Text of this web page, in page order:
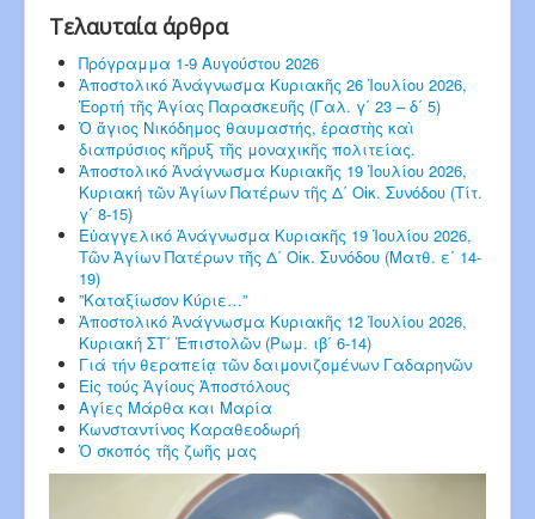
Τελαυταία άρθρα
Πρόγραμμα 1-9 Αυγούστου 2026
Ἀποστολικό Ἀνάγνωσμα Κυριακῆς 26 Ἰουλίου 2026,
Ἑορτή τῆς Ἁγίας Παρασκευῆς (Γαλ. γ΄ 23 – δ΄ 5)
Ὁ ἅγιος Νικόδημος θαυμαστής, ἐραστὴς καὶ
διαπρύσιος κῆρυξ τῆς μοναχικῆς πολιτείας.
Ἀποστολικό Ἀνάγνωσμα Κυριακῆς 19 Ἰουλίου 2026,
Κυριακή τῶν Ἁγίων Πατέρων τῆς Δ΄ Οἰκ. Συνόδου (Τίτ.
γ΄ 8-15)
Εὐαγγελικό Ἀνάγνωσμα Κυριακῆς 19 Ἰουλίου 2026,
Τῶν Ἁγίων Πατέρων τῆς Δ΄ Οἰκ. Συνόδου (Ματθ. ε΄ 14-
19)
”Καταξίωσον Κύριε…”
Ἀποστολικό Ἀνάγνωσμα Κυριακῆς 12 Ἰουλίου 2026,
Κυριακή ΣΤ΄ Ἐπιστολῶν (Ρωμ. ιβ΄ 6-14)
Γιά τήν θεραπείᾳ τῶν δαιμονιζομένων Γαδαρηνῶν
Εἰς τούς Ἁγίους Ἀποστόλους
Αγίες Μάρθα και Μαρία
Κωνσταντίνος Καραθεοδωρή
Ὁ σκοπός τῆς ζωῆς μας